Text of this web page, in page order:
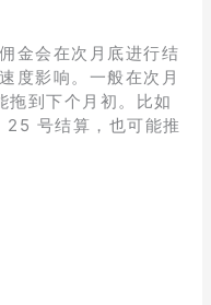
金会在次月底进行结
度影响。一般在次月
到下个月初。比如
号结算，也可能推